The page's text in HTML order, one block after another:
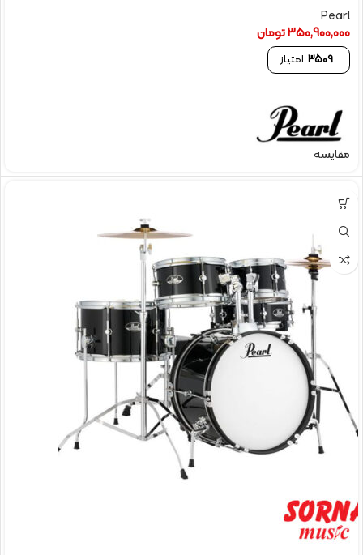
Pearl
350,900,000تومان
3509 امتیاز
مقایسه